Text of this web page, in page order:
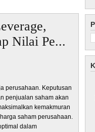
Nilai Pe...
perusahaan. Keputusan
penjualan saham akan
kemakmuran
saham perusahaan.
dalam